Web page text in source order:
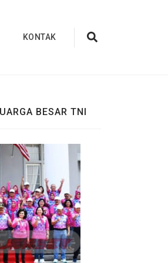
KONTAK
BESAR TNI